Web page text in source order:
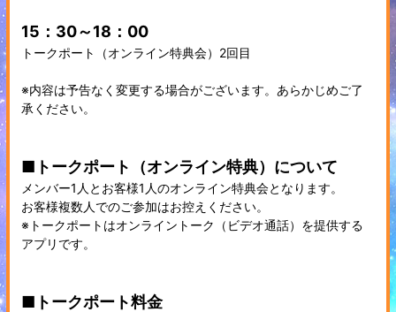
15：30～18：00
トークポート（オンライン特典会）2回目
※内容は予告なく変更する場合がございます。あらかじめご了
承ください。
■トークポート（オンライン特典）について
メンバー1人とお客様1人のオンライン特典会となります。
お客様複数人でのご参加はお控えください。
※トークポートはオンライントーク（ビデオ通話）を提供する
アプリです。
■トークポート料金